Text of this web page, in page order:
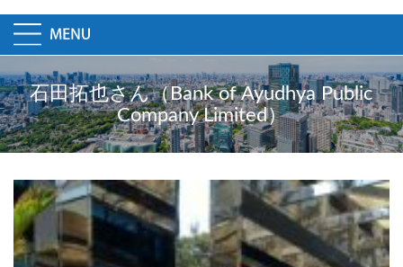
石田拓也さん（Bank of Ayudhya Public
Company Limited）